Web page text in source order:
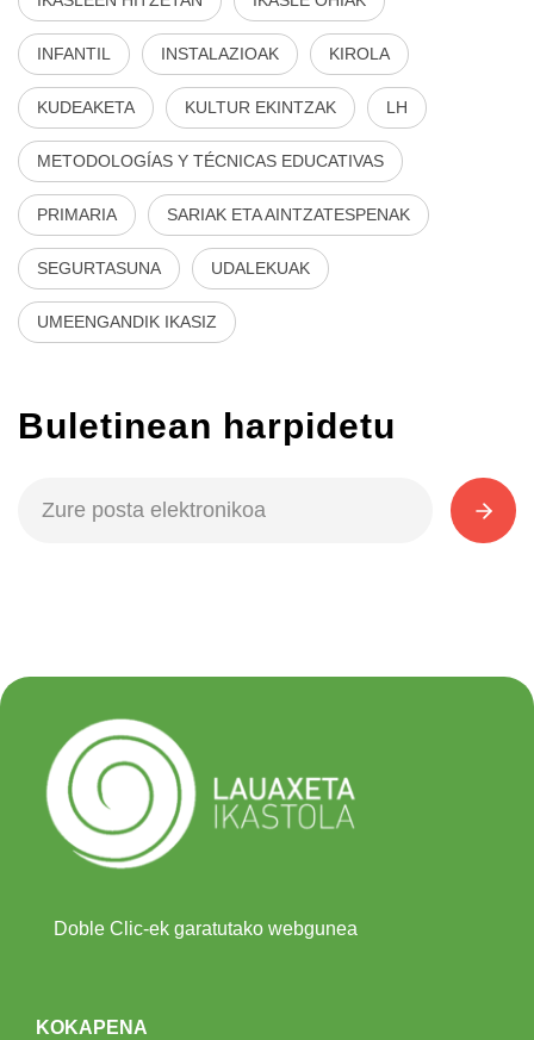
INFANTIL INSTALAZIOAK KIROLA
KUDEAKETA KULTUR EKINTZAK LH
METODOLOGÍAS Y TÉCNICAS EDUCATIVAS
PRIMARIA SARIAK ETA AINTZATESPENAK
SEGURTASUNA UDALEKUAK
UMEENGANDIK IKASIZ
Buletinean harpidetu
Doble Clic-ek garatutako webgunea
KOKAPENA